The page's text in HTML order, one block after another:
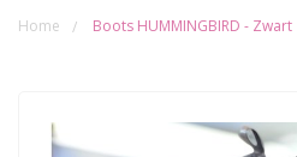
Home / Boots HUMMINGBIRD - Zwart